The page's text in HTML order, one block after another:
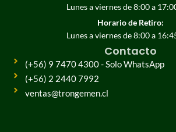
Lunes a viernes de 8:00 a
Horario de Retiro:
Lunes a viernes de 8:00 a
Contacto
(+56) 9 7470 4300 - Solo WhatsApp
(+56) 2 2440 7992
ventas@trongemen.cl